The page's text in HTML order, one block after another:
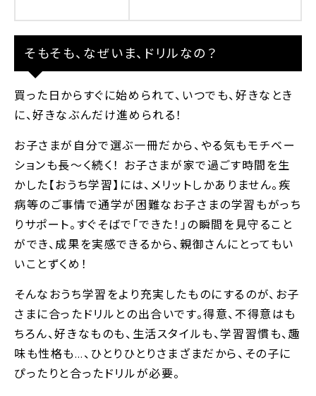
そもそも、なぜいま、ドリルなの？
買った日からすぐに始められて、いつでも、好きなとき
に、好きなぶんだけ進められる！
お子さまが自分で選ぶ一冊だから、やる気もモチベー
ションも長～く続く！ お子さまが家で過ごす時間を生
かした【おうち学習】には、メリットしかありません。疾
病等のご事情で通学が困難なお子さまの学習もがっち
りサポート。すぐそばで｢できた！｣の瞬間を見守ること
ができ、成果を実感できるから、親御さんにとってもい
いことずくめ！
そんなおうち学習をより充実したものにするのが、お子
さまに合ったドリルとの出合いです。得意、不得意はも
ちろん、好きなものも、生活スタイルも、学習習慣も、趣
味も性格も…、ひとりひとりさまざまだから、その子に
ぴったりと合ったドリルが必要。